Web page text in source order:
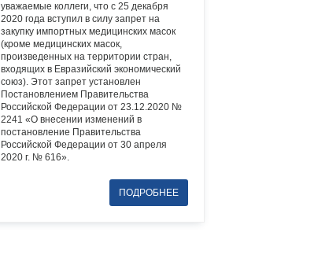
уважаемые коллеги, что с 25 декабря
2020 года вступил в силу запрет на
закупку импортных медицинских масок
(кроме медицинских масок,
произведенных на территории стран,
входящих в Евразийский экономический
союз). Этот запрет установлен
Постановлением Правительства
Российской Федерации от 23.12.2020 №
2241 «О внесении изменений в
постановление Правительства
Российской Федерации от 30 апреля
2020 г. № 616».